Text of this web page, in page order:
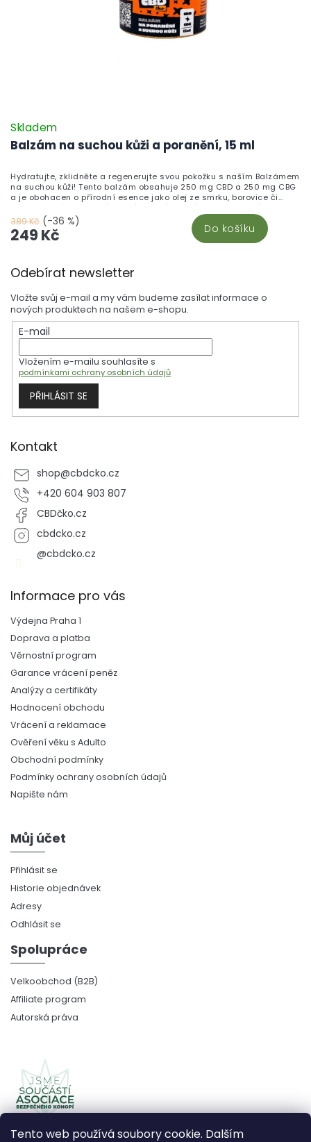
Tento web používá soubory cookie. Dalším
Balzám na suchou kůži a poranění, 15 ml
Skladem
389 Kč (-36 %)
249 Kč Do košíku
Hydratujte, zklidněte a regenerujte svou pokožku s naším Balzámem
na suchou kůži! Tento balzám obsahuje 250 mg CBD a 250 mg CBG
a je obohacen o přírodní esence jako olej ze smrku, borovice či
mumio, které podporují hojení drobných oděrek a hydratují suchou
a podrážděnou pokožku. Všechny suroviny, včetně nejkvalitnějších
ingrediencí, pochází z tuzemské výroby. Balzám stačí jemně
vmasírovat do postiženého místa a užít si jeho blahodárné účinky.
Odebírat newsletter
Vložte svůj e-mail a my vám budeme zasílat informace o
nových produktech na našem e-shopu.
E-mail
Vložením e-mailu souhlasíte s
podmínkami ochrany osobních údajů
PŘIHLÁSIT SE
Kontakt
shop@cbdcko.cz
+420 604 903 807
CBDčko.cz
cbdcko.cz
@cbdcko.cz
Informace pro vás
Výdejna Praha 1
Doprava a platba
Věrnostní program
Garance vrácení peněz
Analýzy a certifikáty
Hodnocení obchodu
Vrácení a reklamace
Ověření věku s Adulto
Obchodní podmínky
Podmínky ochrany osobních údajů
Napište nám
Můj účet
Přihlásit se
Historie objednávek
Adresy
Odhlásit se
Spolupráce
Velkoobchod (B2B)
Affiliate program
Autorská práva